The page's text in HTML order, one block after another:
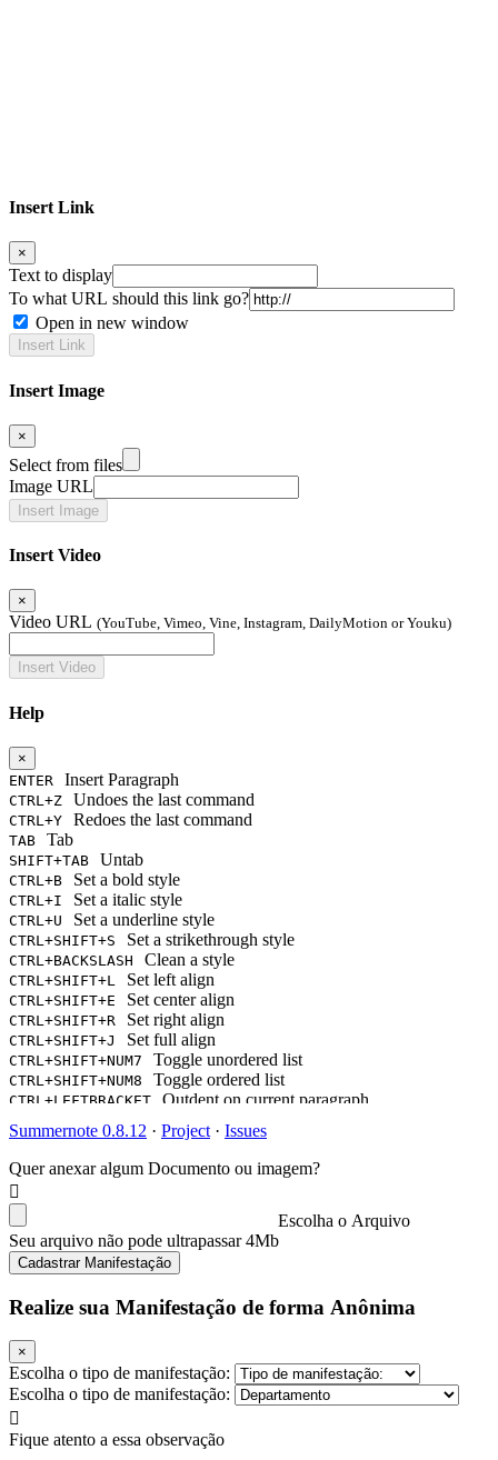
Insert Link
×
Text to display
To what URL should this link go?
Open in new window
Insert Image
×
Select from files
Image URL
Insert Video
×
Video URL (YouTube, Vimeo, Vine, Instagram, DailyMotion or Youku)
Help
×
ENTER
Insert Paragraph
CTRL+Z Undoes the last command
CTRL+Y Redoes the last command
TAB Tab
SHIFT+TAB Untab
CTRL+B Set a bold style
CTRL+I Set a italic style
CTRL+U Set a underline style
CTRL+SHIFT+S Set a strikethrough style
CTRL+BACKSLASH Clean a style
CTRL+SHIFT+L Set left align
CTRL+SHIFT+E Set center align
CTRL+SHIFT+R Set right align
CTRL+SHIFT+J Set full align
CTRL+SHIFT+NUM7 Toggle unordered list
CTRL+SHIFT+NUM8 Toggle ordered list
CTRL+LEFTBRACKET Outdent on current paragraph
CTRL+NUM0 Change current block's format as a paragraph(P tag)
CTRL+NUM1 Change current block's format as H1
CTRL+NUM2 Change current block's format as H2
CTRL+NUM3
CTRL+NUM4 Change current block's format as H4
CTRL+NUM5 Change current block's format as H5
CTRL+NUM6 Change current block's format as H6
Insert horizontal rule
CTRL+K Show Link Dialog
Summernote 0.8.12 · Project · Issues
Quer anexar algum Documento ou imagem?
Escolha o Arquivo
Seu arquivo não pode ultrapassar 4Mb
Cadastrar Manifestação
Realize sua Manifestação de forma Anônima
×
Escolha o tipo de manifestação:
Escolha o tipo de manifestação:
Fique atento a essa observação